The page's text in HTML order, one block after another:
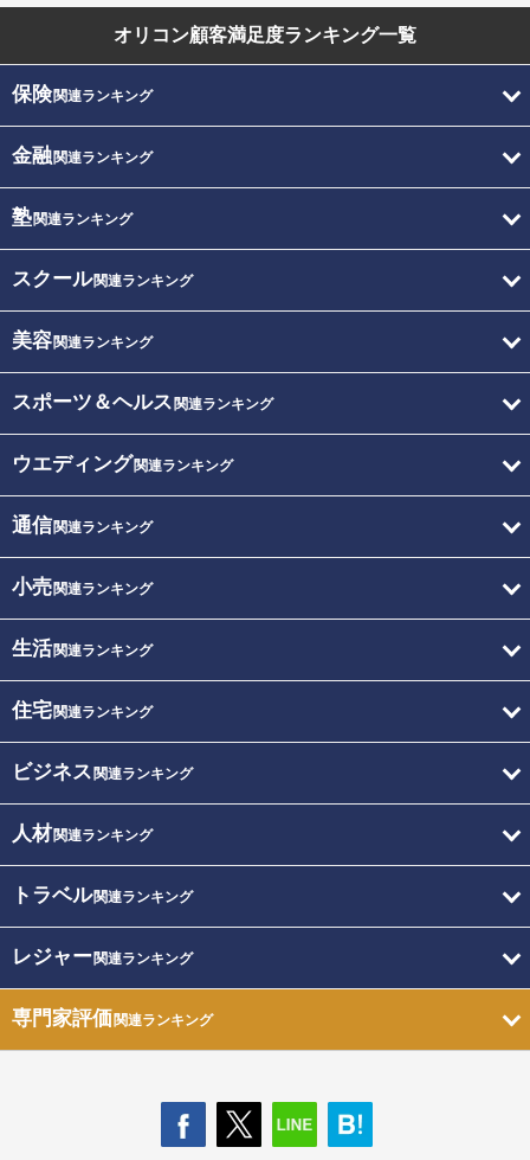
オリコン顧客満足度ランキング一覧
保険関連ランキング
金融関連ランキング
塾関連ランキング
スクール関連ランキング
美容関連ランキング
スポーツ＆ヘルス 関連ランキング
ウエディング関連ランキング
通信関連ランキング
小売関連ランキング
生活関連ランキング
住宅関連ランキング
ビジネス 関連ランキング
人材関連ランキング
トラベル関連ランキング
レジャー関連ランキング
専門家評価関連ランキング